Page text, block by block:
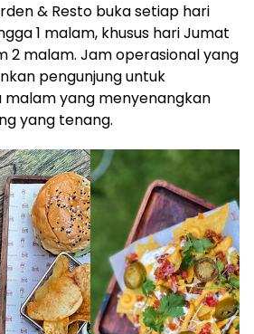
& Resto buka setiap hari
1 malam, khusus hari Jumat
2 malam. Jam operasional yang
pengunjung untuk
malam yang menyenangkan
yang tenang.